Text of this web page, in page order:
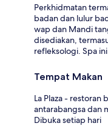
Perkhidmatan
badan dan lulur
wap dan Mandi
disediakan,
refleksologi. Spa
Tempat Makan
La Plaza - restoran
antarabangsa dan
Dibuka setiap hari